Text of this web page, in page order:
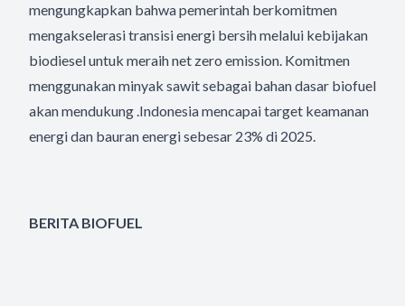
mengungkapkan bahwa pemerintah berkomitmen
mengakselerasi transisi energi bersih melalui kebijakan
biodiesel untuk meraih net zero emission. Komitmen
menggunakan minyak sawit sebagai bahan dasar biofuel
akan mendukung .Indonesia mencapai target keamanan
energi dan bauran energi sebesar 23% di 2025.
BERITA BIOFUEL